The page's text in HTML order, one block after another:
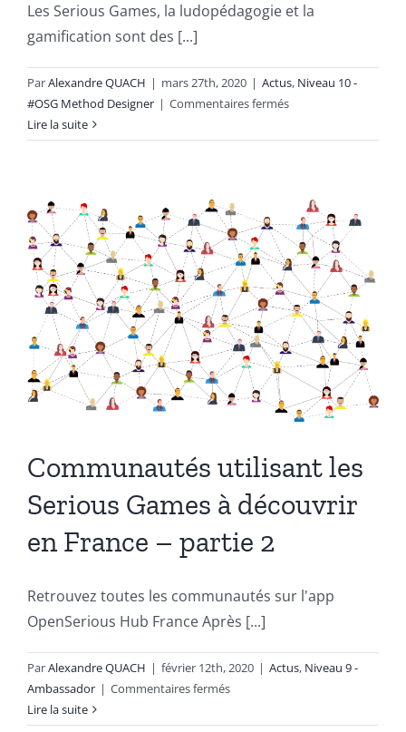
Les Serious Games, la ludopédagogie et la
gamification sont des [...]
ParAlexandre QUACH | mars 27th, 2020 | Actus, Niveau 10 -
#OSG Method Designer | Commentaires ferméssur
entreprises
Games,
de
la
ludopédagogie
et
de
la
Gamification
en
France
en
#OpenSeriousHub
Lire la suite
Communautés utilisant les
Serious Games à découvrir
en France – partie 2
Retrouvez toutes les communautés sur l'app
OpenSerious Hub France Après [...]
ParAlexandre QUACH | février 12th, 2020 | Actus, Niveau 9 -
Ambassador | Commentaires ferméssur
Lire la suite